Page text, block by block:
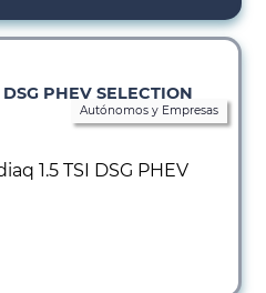
Autónomos y Empresas
PHEV SELECTION